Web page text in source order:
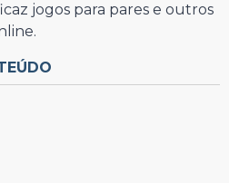
jogos para pares e outros